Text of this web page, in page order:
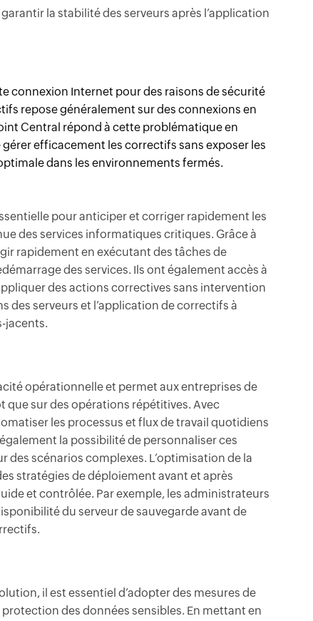
la stabilité des serveurs après l’application
connexion Internet pour des raisons de sécurité
repose généralement sur des connexions en
Central répond à cette problématique en
efficacement les correctifs sans exposer les
dans les environnements fermés.
pour anticiper et corriger rapidement les
des services informatiques critiques. Grâce à
rapidement en exécutant des tâches de
des services. Ils ont également accès à
des actions correctives sans intervention
serveurs et l’application de correctifs à
jacents.
opérationnelle et permet aux entreprises de
sur des opérations répétitives. Avec
les processus et flux de travail quotidiens
la possibilité de personnaliser ces
scénarios complexes. L’optimisation de la
stratégies de déploiement avant et après
et contrôlée. Par exemple, les administrateurs
du serveur de sauvegarde avant de
il est essentiel d’adopter des mesures de
des données sensibles. En mettant en